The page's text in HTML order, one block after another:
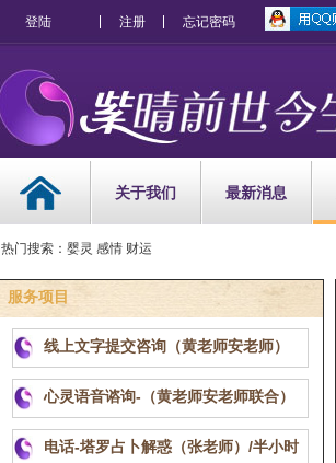
登陆 注册 忘记密码
关于我们 最新消息
热门搜索：婴灵 感情 财运
服务项目
线上文字提交咨询（黄老师安老师）
心灵语音谘询-（黄老师安老师联合）
电话-塔罗占卜解惑（张老师）/半小时